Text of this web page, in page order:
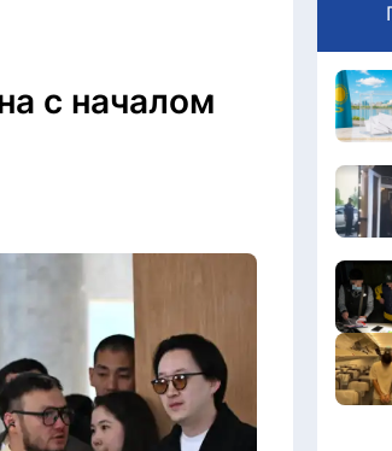
Этический кодекс
с началом